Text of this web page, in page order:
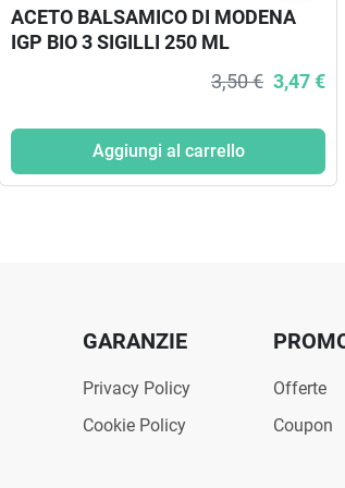
ACETO BALSAMICO DI MODENA
IGP BIO 3 SIGILLI 250 ML
3,50 € 3,47 €
Aggiungi al carrello
GARANZIE
Privacy Policy
Cookie Policy
Offerte
Coupon